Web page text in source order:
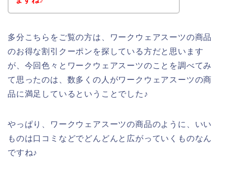
多分こちらをご覧の方は、ワークウェアスーツの商品
のお得な割引クーポンを探している方だと思います
が、今回色々とワークウェアスーツのことを調べてみ
て思ったのは、数多くの人がワークウェアスーツの商
品に満足しているということでした♪
やっぱり、ワークウェアスーツの商品のように、いい
ものは口コミなどでどんどんと広がっていくものなん
ですね♪